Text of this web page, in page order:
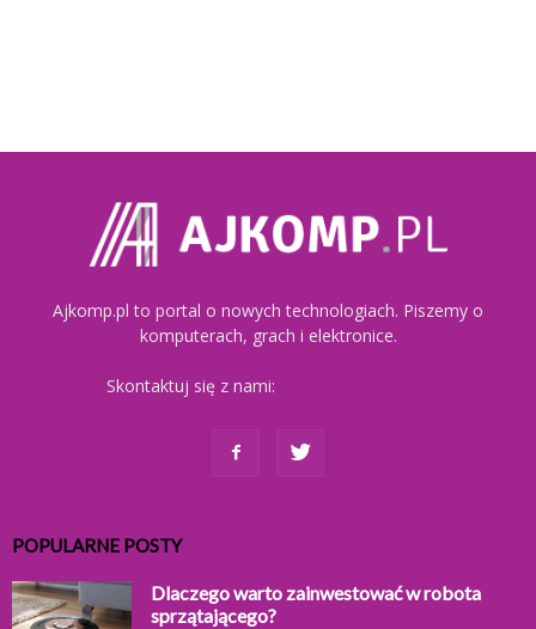
Ajkomp.pl to portal o nowych technologiach. Piszemy o
komputerach, grach i elektronice.
Skontaktuj się z nami:
POPULARNE POSTY
Dlaczego warto zainwestować w robota
sprzątającego?